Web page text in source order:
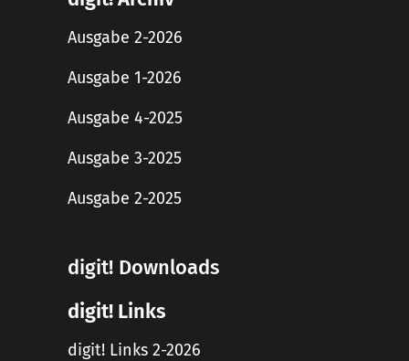
Ausgabe 2-2026
Ausgabe 1-2026
Ausgabe 4-2025
Ausgabe 3-2025
Ausgabe 2-2025
digit! Downloads
digit! Links
digit! Links 2-2026